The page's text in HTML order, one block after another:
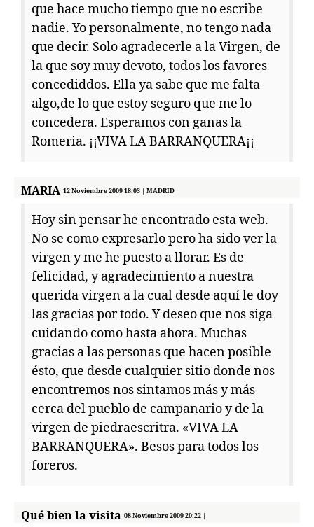
que hace mucho tiempo que no escribe
nadie. Yo personalmente, no tengo nada
que decir. Solo agradecerle a la Virgen, de
la que soy muy devoto, todos los favores
concediddos. Ella ya sabe que me falta
algo,de lo que estoy seguro que me lo
concedera. Esperamos con ganas la
Romeria. ¡¡VIVA LA BARRANQUERA¡¡
MARIA 12 Noviembre 2009 18:03 | MADRID
Hoy sin pensar he encontrado esta web.
No se como expresarlo pero ha sido ver la
virgen y me he puesto a llorar. Es de
felicidad, y agradecimiento a nuestra
querida virgen a la cual desde aquí le doy
las gracias por todo. Y deseo que nos siga
cuidando como hasta ahora. Muchas
gracias a las personas que hacen posible
ésto, que desde cualquier sitio donde nos
encontremos nos sintamos más y más
cerca del pueblo de campanario y de la
virgen de piedraescritra. «VIVA LA
BARRANQUERA». Besos para todos los
foreros.
Qué bien la visita 08 Noviembre 2009 20:22 |